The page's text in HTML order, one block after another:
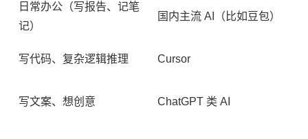
日常办公（写报告、记笔
记）​
国内主流 AI（比如豆包）​
写代码、复杂逻辑推理​ Cursor​
写文案、想创意​ ChatGPT 类 AI​